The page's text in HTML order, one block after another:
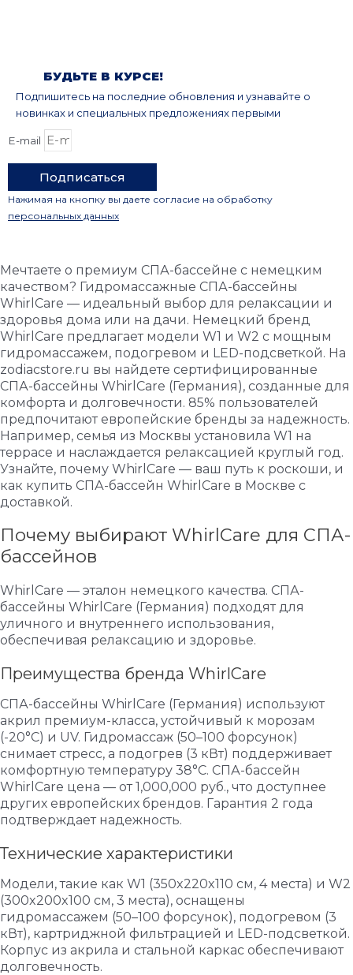
БУДЬТЕ В КУРСЕ!
Подпишитесь на последние обновления и узнавайте о
новинках и специальных предложениях первыми
E-mail
Подписаться
Нажимая на кнопку вы даете согласие на обработку
персональных данных
Мечтаете о премиум СПА-бассейне с немецким
качеством? Гидромассажные СПА-бассейны
WhirlCare — идеальный выбор для релаксации и
здоровья дома или на дачи. Немецкий бренд
WhirlCare предлагает модели W1 и W2 с мощным
гидромассажем, подогревом и LED-подсветкой. На
zodiacstore.ru вы найдете сертифицированные
СПА-бассейны WhirlCare (Германия), созданные для
комфорта и долговечности. 85% пользователей
предпочитают европейские бренды за надежность.
Например, семья из Москвы установила W1 на
террасе и наслаждается релаксацией круглый год.
Узнайте, почему WhirlCare — ваш путь к роскоши, и
как купить СПА-бассейн WhirlCare в Москве с
доставкой.
Почему выбирают WhirlCare для СПА-
бассейнов
WhirlCare — эталон немецкого качества. СПА-
бассейны WhirlCare (Германия) подходят для
уличного и внутреннего использования,
обеспечивая релаксацию и здоровье.
Преимущества бренда WhirlCare
СПА-бассейны WhirlCare (Германия) используют
акрил премиум-класса, устойчивый к морозам
(-20°C) и UV. Гидромассаж (50–100 форсунок)
снимает стресс, а подогрев (3 кВт) поддерживает
комфортную температуру 38°C. СПА-бассейн
WhirlCare цена — от 1,000,000 руб., что доступнее
других европейских брендов. Гарантия 2 года
подтверждает надежность.
Технические характеристики
Модели, такие как W1 (350x220x110 см, 4 места) и W2
(300x200x100 см, 3 места), оснащены
гидромассажем (50–100 форсунок), подогревом (3
кВт), картриджной фильтрацией и LED-подсветкой.
Корпус из акрила и стальной каркас обеспечивают
долговечность.